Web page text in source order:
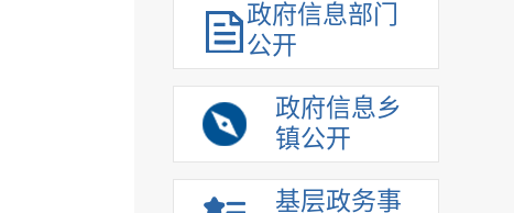
政府信息部门
公开
政府信息乡
镇公开
基层政务事